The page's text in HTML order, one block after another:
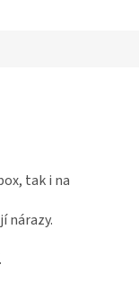
tak i na
nárazy.